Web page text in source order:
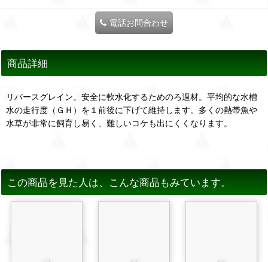
電話お問合わせ
商品詳細
リバースグレイン。安全に軟水化するためのろ過材。平均的な水槽
水の走行度（ＧＨ）を１前後に下げて維持します。多くの熱帯魚や
水草が非常に飼育し易く、難しいコケも出にくくなります。
この商品を見た人は、こんな商品もみています。